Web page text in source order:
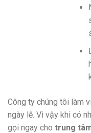
Công ty chúng tôi làm
ngày lễ. Vì vậy khi có
gọi ngay cho trung